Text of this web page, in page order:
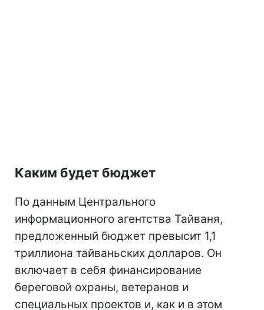
Каким будет бюджет
По данным Центрального
информационного агентства Тайваня,
предложенный бюджет превысит 1,1
триллиона тайваньских долларов. Он
включает в себя финансирование
береговой охраны, ветеранов и
специальных проектов и, как и в этом